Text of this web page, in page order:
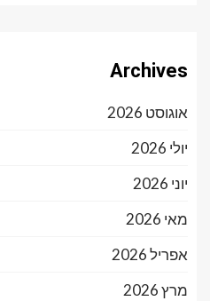
Archives
אוגוסט 2026
יולי 2026
יוני 2026
מאי 2026
אפריל 2026
מרץ 2026